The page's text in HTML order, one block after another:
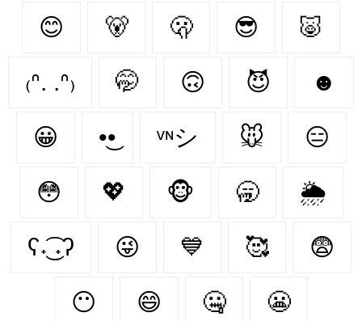
😊 🐻‍ 🫢 😎 🐷
₍ᐢ. .ᐢ₎ 🤭 🙃 😈 ☻
😀 •͜• ᵛᶰシ 🐭 😑
😳 💖 🐵 🥱 🌦
ʕ˖͜͡ ˖ʔ 😜 💙 🥰 😨
😶‍ 😄 🤐 😬